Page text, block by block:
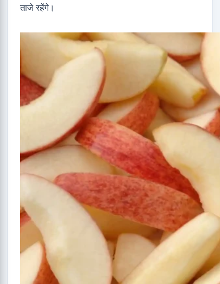
ताजे रहेंगे।